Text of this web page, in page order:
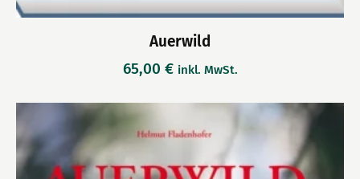
Auerwild
65,00 € inkl. MwSt.